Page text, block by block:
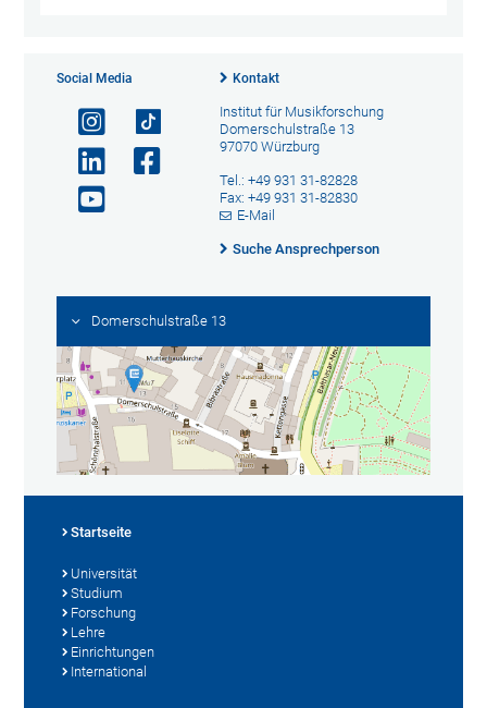
Social Media Kontakt
Institut für Musikforschung
Domerschulstraße 13
97070 Würzburg
Tel.: +49 931 31-82828
Fax: +49 931 31-82830
E-Mail
Suche Ansprechperson
Domerschulstraße 13
Startseite
Universität
Studium
Forschung
Lehre
Einrichtungen
International